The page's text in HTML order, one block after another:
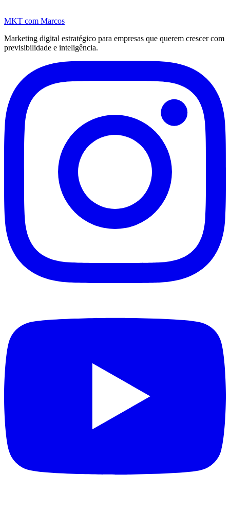
MKT com Marcos
Marketing digital estratégico para empresas que querem crescer com
previsibilidade e inteligência.